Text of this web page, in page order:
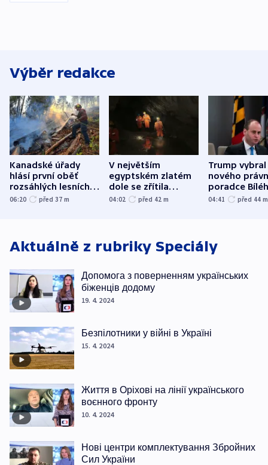
Výběr redakce
Kanadské úřady
hlásí první oběť
rozsáhlých lesních
požárů
06:20 před 37 m
V největším
egyptském zlatém
dole se zřítila
hornina, jeden
04:02 před 42 m
Trump vybral
nového
poradce
domu
04:41 před 44 m
Aktuálně z rubriky Speciály
Допомога з поверненням українських
біженців додому
19. 4. 2024
Безпілотники у війні в Україні
15. 4. 2024
Життя в Оріхові на лінії українського
воєнного фронту
10. 4. 2024
Нові центри комплектування Збройних
Сил України